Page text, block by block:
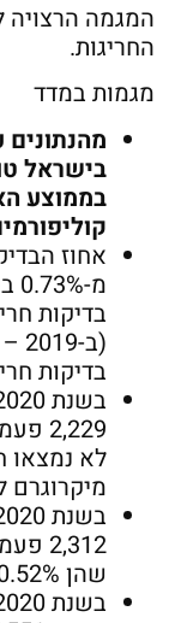
המגמה הרצויה
החריגות.
מגמות במדד
בממוצע
אחוז
בדיקות חריגות
שהן 0.52% מסך הבדיקות.